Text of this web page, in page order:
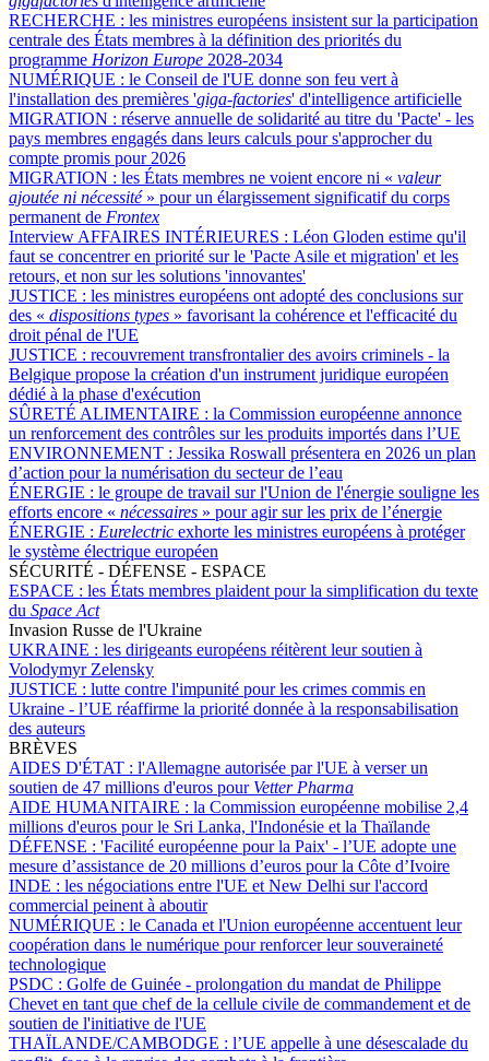
RECHERCHE : les ministres européens insistent sur la participation
centrale des États membres à la définition des priorités du
programme Horizon Europe 2028-2034
NUMÉRIQUE : le Conseil de l'UE donne son feu vert à
l'installation des premières 'giga-factories' d'intelligence artificielle
MIGRATION : réserve annuelle de solidarité au titre du 'Pacte' - les
pays membres engagés dans leurs calculs pour s'approcher du
compte promis pour 2026
MIGRATION : les États membres ne voient encore ni « valeur
ajoutée ni nécessité » pour un élargissement significatif du corps
permanent de Frontex
Interview AFFAIRES INTÉRIEURES : Léon Gloden estime qu'il
faut se concentrer en priorité sur le 'Pacte Asile et migration' et les
retours, et non sur les solutions 'innovantes'
JUSTICE : les ministres européens ont adopté des conclusions sur
des « dispositions types » favorisant la cohérence et l'efficacité du
droit pénal de l'UE
JUSTICE : recouvrement transfrontalier des avoirs criminels - la
Belgique propose la création d'un instrument juridique européen
dédié à la phase d'exécution
SÛRETÉ ALIMENTAIRE : la Commission européenne annonce
un renforcement des contrôles sur les produits importés dans l’UE
ENVIRONNEMENT : Jessika Roswall présentera en 2026 un plan
d’action pour la numérisation du secteur de l’eau
ÉNERGIE : le groupe de travail sur l'Union de l'énergie souligne les
efforts encore « nécessaires » pour agir sur les prix de l’énergie
ÉNERGIE : Eurelectric exhorte les ministres européens à protéger
le système électrique européen
SÉCURITÉ - DÉFENSE - ESPACE
ESPACE : les États membres plaident pour la simplification du texte
du Space Act
Invasion Russe de l'Ukraine
UKRAINE : les dirigeants européens réitèrent leur soutien à
Volodymyr Zelensky
JUSTICE : lutte contre l'impunité pour les crimes commis en
Ukraine - l’UE réaffirme la priorité donnée à la responsabilisation
des auteurs
BRÈVES
AIDES D'ÉTAT : l'Allemagne autorisée par l'UE à verser un
soutien de 47 millions d'euros pour Vetter Pharma
AIDE HUMANITAIRE : la Commission européenne mobilise 2,4
millions d'euros pour le Sri Lanka, l'Indonésie et la Thaïlande
DÉFENSE : 'Facilité européenne pour la Paix' - l’UE adopte une
mesure d’assistance de 20 millions d’euros pour la Côte d’Ivoire
INDE : les négociations entre l'UE et New Delhi sur l'accord
commercial peinent à aboutir
NUMÉRIQUE : le Canada et l'Union européenne accentuent leur
coopération dans le numérique pour renforcer leur souveraineté
technologique
PSDC : Golfe de Guinée - prolongation du mandat de Philippe
Chevet en tant que chef de la cellule civile de commandement et de
soutien de l'initiative de l'UE
THAÏLANDE/CAMBODGE : l’UE appelle à une désescalade du